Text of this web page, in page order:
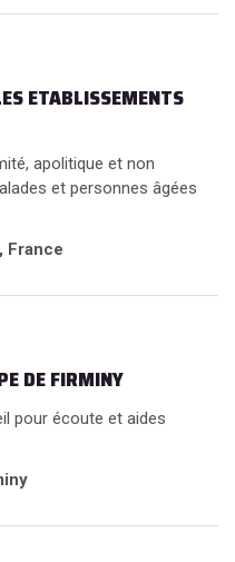
ETABLISSEMENTS
apolitique et non
et personnes âgées
France
DE FIRMINY
pour écoute et aides